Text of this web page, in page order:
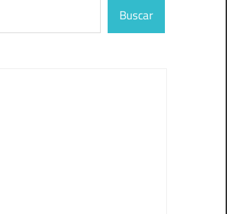
Buscar